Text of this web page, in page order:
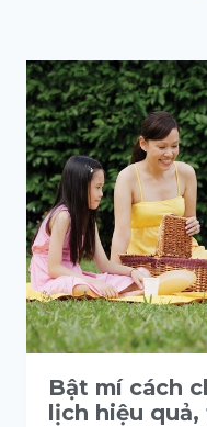
Bật mí cách
lịch hiệu